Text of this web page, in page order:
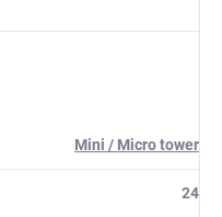
Mini / Micro tower
24